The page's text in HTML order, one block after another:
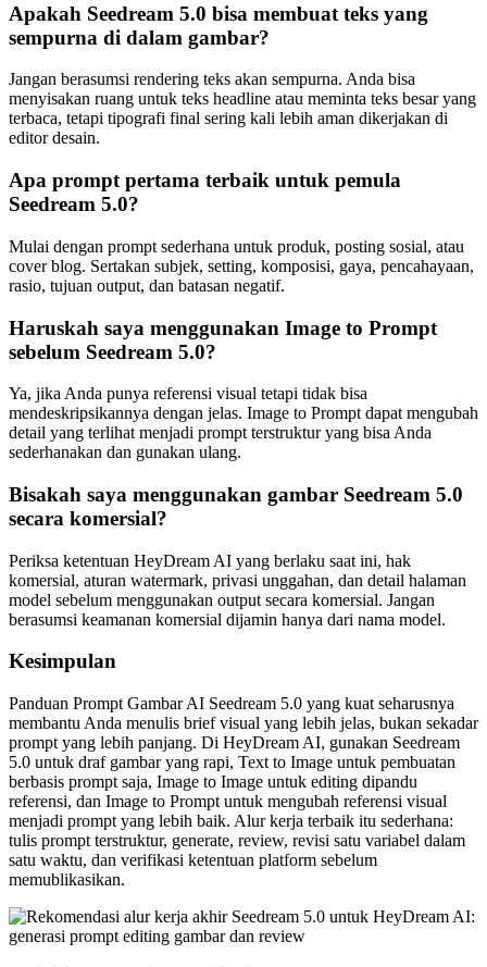
Apakah Seedream 5.0 bisa membuat teks yang
sempurna di dalam gambar?
Jangan berasumsi rendering teks akan sempurna. Anda bisa
menyisakan ruang untuk teks headline atau meminta teks besar yang
terbaca, tetapi tipografi final sering kali lebih aman dikerjakan di
editor desain.
Apa prompt pertama terbaik untuk pemula
Seedream 5.0?
Mulai dengan prompt sederhana untuk produk, posting sosial, atau
cover blog. Sertakan subjek, setting, komposisi, gaya, pencahayaan,
rasio, tujuan output, dan batasan negatif.
Haruskah saya menggunakan Image to Prompt
sebelum Seedream 5.0?
Ya, jika Anda punya referensi visual tetapi tidak bisa
mendeskripsikannya dengan jelas. Image to Prompt dapat mengubah
detail yang terlihat menjadi prompt terstruktur yang bisa Anda
sederhanakan dan gunakan ulang.
Bisakah saya menggunakan gambar Seedream 5.0
secara komersial?
Periksa ketentuan HeyDream AI yang berlaku saat ini, hak
komersial, aturan watermark, privasi unggahan, dan detail halaman
model sebelum menggunakan output secara komersial. Jangan
berasumsi keamanan komersial dijamin hanya dari nama model.
Kesimpulan
Panduan Prompt Gambar AI Seedream 5.0 yang kuat seharusnya
membantu Anda menulis brief visual yang lebih jelas, bukan sekadar
prompt yang lebih panjang. Di HeyDream AI, gunakan Seedream
5.0 untuk draf gambar yang rapi, Text to Image untuk pembuatan
berbasis prompt saja, Image to Image untuk editing dipandu
referensi, dan Image to Prompt untuk mengubah referensi visual
menjadi prompt yang lebih baik. Alur kerja terbaik itu sederhana:
tulis prompt terstruktur, generate, review, revisi satu variabel dalam
satu waktu, dan verifikasi ketentuan platform sebelum
memublikasikan.